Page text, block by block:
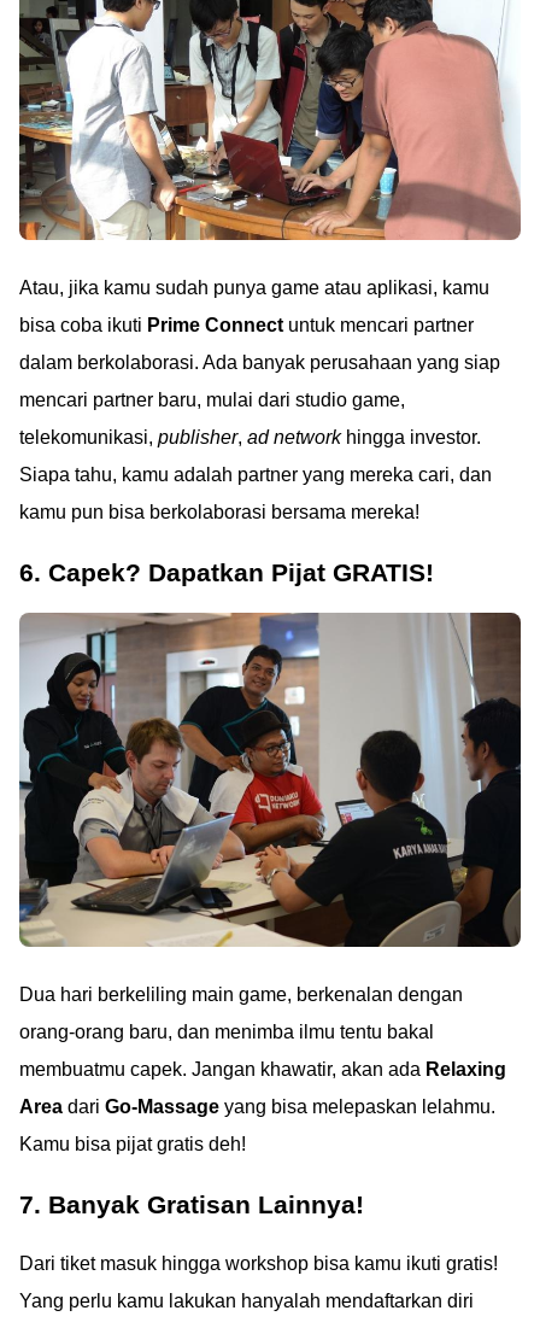
Atau, jika kamu sudah punya game atau aplikasi, kamu
bisa coba ikuti Prime Connect untuk mencari partner
dalam berkolaborasi. Ada banyak perusahaan yang siap
mencari partner baru, mulai dari studio game,
telekomunikasi, publisher, ad networkhingga investor.
Siapa tahu, kamu adalah partner yang mereka cari, dan
kamu pun bisa berkolaborasi bersama mereka!
6. Capek? Dapatkan Pijat GRATIS!
Dua hari berkeliling main game, berkenalan dengan
orang-orang baru, dan menimba ilmu tentu bakal
membuatmu capek. Jangan khawatir, akan ada Relaxing
Area dari Go-Massage yang bisa melepaskan lelahmu.
Kamu bisa pijat gratis deh!
7. Banyak Gratisan Lainnya!
Dari tiket masuk hingga workshop bisa kamu ikuti gratis!
Yang perlu kamu lakukan hanyalah mendaftarkan diri